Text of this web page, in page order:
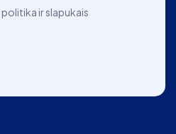
ir slapukais